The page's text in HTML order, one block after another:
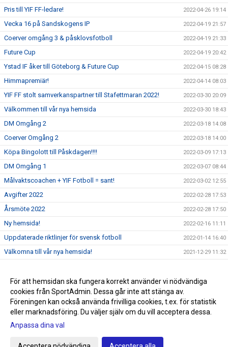
Pris till YIF FF-ledare! 2022-04-26 19:14
Vecka 16 på Sandskogens IP 2022-04-19 21:57
Coerver omgång 3 & påsklovsfotboll 2022-04-19 21:33
Future Cup 2022-04-19 20:42
Ystad IF åker till Göteborg & Future Cup 2022-04-15 08:28
Himmapremiär! 2022-04-14 08:03
YIF FF stolt samverkanspartner till Stafettmaran 2022! 2022-03-30 20:09
Välkommen till vår nya hemsida 2022-03-30 18:43
DM Omgång 2 2022-03-18 14:08
Coerver Omgång 2 2022-03-18 14:00
Köpa Bingolott till Påskdagen!!!! 2022-03-09 17:13
DM Omgång 1 2022-03-07 08:44
Målvaktscoachen + YIF Fotboll = sant! 2022-03-02 12:55
Avgifter 2022 2022-02-28 17:53
Årsmöte 2022 2022-02-28 17:50
Ny hemsida! 2022-02-16 11:11
Uppdaterade riktlinjer för svensk fotboll 2022-01-14 16:40
Välkomna till vår nya hemsida! 2021-12-29 11:32
Sommaren räddad 2021-06-23 15:32
Påminnelse Fotografering V25!!!! 2021-06-20 15:33
Gå till Webbversion
För att hemsidan ska fungera korrekt använder vi nödvändiga
cookies från SportAdmin. Dessa går inte att stänga av.
Föreningen kan också använda frivilliga cookies, t.ex. för statistik
eller marknadsföring. Du väljer själv om du vill acceptera dessa.
Anpassa dina val